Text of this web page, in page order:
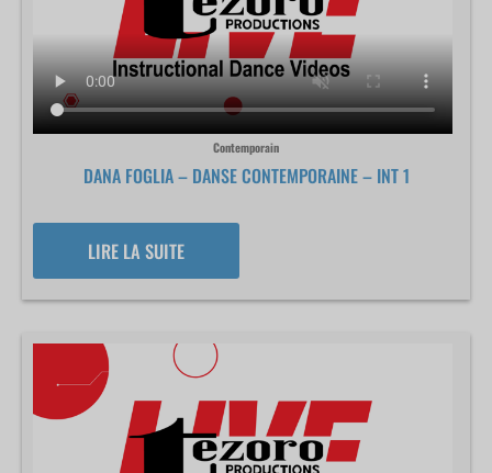
Contemporain
DANA FOGLIA – DANSE CONTEMPORAINE – INT 1
LIRE LA SUITE